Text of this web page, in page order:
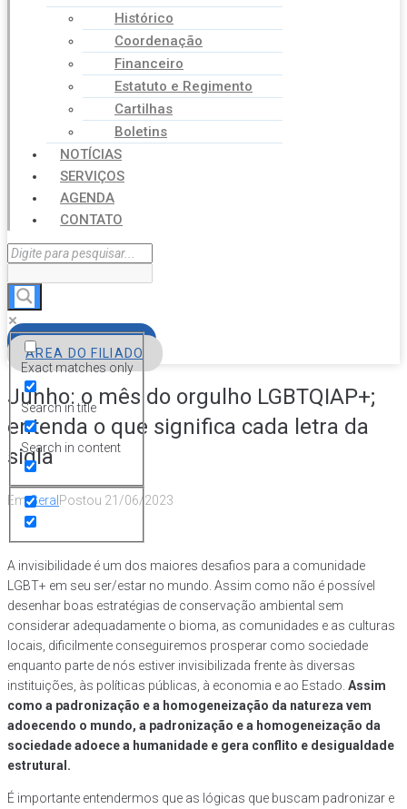
Histórico
Coordenação
Financeiro
Estatuto e Regimento
Cartilhas
Boletins
NOTÍCIAS
SERVIÇOS
AGENDA
CONTATO
Exact matches only
Search in title
Search in content
ÁREA DO FILIADO
Junho: o mês do orgulho LGBTQIAP+;
entenda o que significa cada letra da
sigla
EmGeral Postou 21/06/2023
A invisibilidade é um dos maiores desafios para a comunidade
LGBT+ em seu ser/estar no mundo. Assim como não é possível
desenhar boas estratégias de conservação ambiental sem
considerar adequadamente o bioma, as comunidades e as culturas
locais, dificilmente conseguiremos prosperar como sociedade
enquanto parte de nós estiver invisibilizada frente às diversas
instituições, às políticas públicas, à economia e ao Estado. Assim
como a padronização e a homogeneização da natureza vem
adoecendo o mundo, a padronização e a homogeneização da
sociedade adoece a humanidade e gera conflito e desigualdade
estrutural.
É importante entendermos que as lógicas que buscam padronizar e